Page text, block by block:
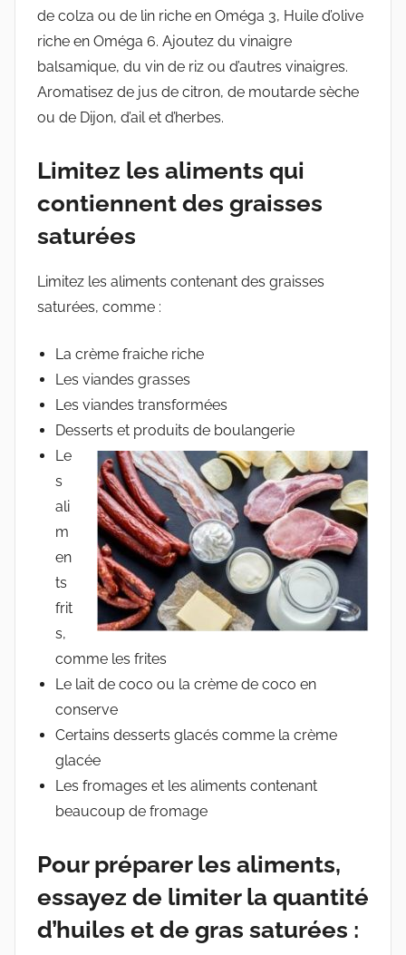
de colza ou de lin riche en Oméga 3, Huile d’olive
riche en Oméga 6. Ajoutez du vinaigre
balsamique, du vin de riz ou d’autres vinaigres.
Aromatisez de jus de citron, de moutarde sèche
ou de Dijon, d’ail et d’herbes.
Limitez les aliments qui
contiennent des graisses
saturées
Limitez les aliments contenant des graisses
saturées, comme :
La crème fraiche riche
Les viandes grasses
Les viandes transformées
Desserts et produits de boulangerie
Le
s
ali
m
en
ts
frit
s,
comme les frites
Le lait de coco ou la crème de coco en
conserve
Certains desserts glacés comme la crème
glacée
Les fromages et les aliments contenant
beaucoup de fromage
Pour préparer les aliments,
essayez de limiter la quantité
d’huiles et de gras saturées :